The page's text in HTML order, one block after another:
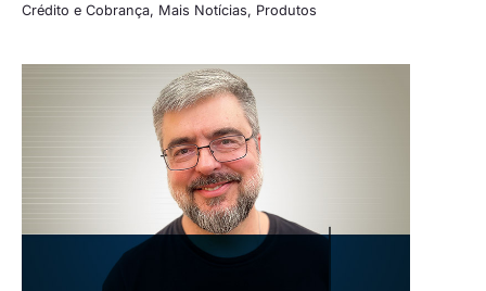
Crédito e Cobrança, Mais Notícias, Produtos